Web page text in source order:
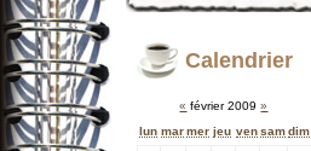
Calendrier
« février 2009»
lun marmer jeu vensamdim